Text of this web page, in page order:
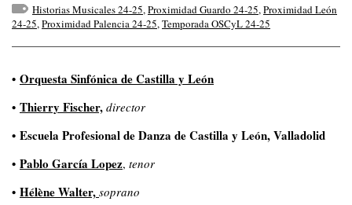
Historias Musicales 24-25, Proximidad Guardo 24-25, Proximidad León
24-25, Proximidad Palencia 24-25, Temporada OSCyL 24-25
• Orquesta Sinfónica de Castilla y León
• Thierry Fischer, director
• Escuela Profesional de Danza de Castilla y León, Valladolid
• Pablo García Lopez, tenor
• Hélène Walter, soprano